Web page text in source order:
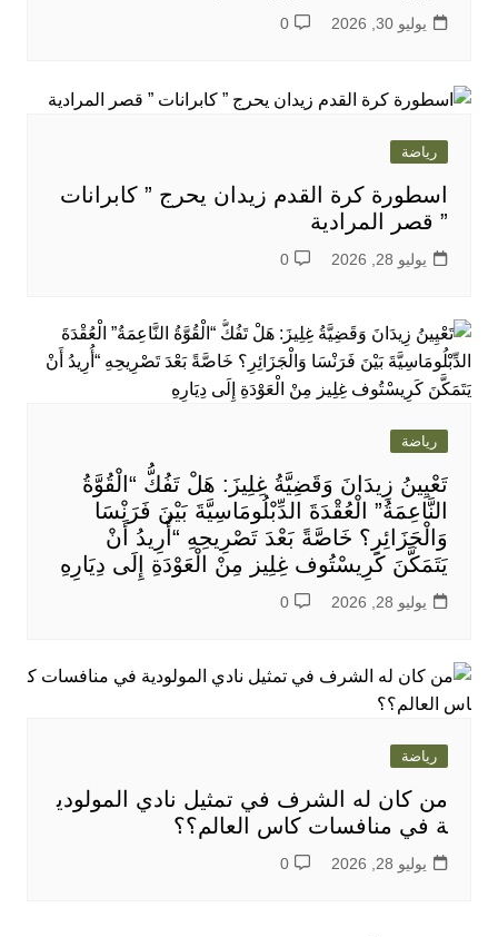
يوليو 30, 2026 0
رياضة
اسطورة كرة القدم زيدان يحرج ” كابرانات
” قصر المرادية
يوليو 28, 2026 0
رياضة
تَعْيِينُ زِيدَانَ وَقَضِيَّةُ غِلِيزَ: هَلْ تَفُكُّ “الْقُوَّةُ
النَّاعِمَةُ” الْعُقْدَةَ الدِّبْلُومَاسِيَّةَ بَيْنَ فَرَنْسَا
وَالْجَزَائِرِ؟ خَاصَّةً بَعْدَ تَصْرِيحِهِ “أُرِيدُ أَنْ
يَتَمَكَّنَ كَرِيسْتُوف غِلِيز مِنْ الْعَوْدَةِ إِلَى دِيَارِهِ
يوليو 28, 2026 0
رياضة
من كان له الشرف في تمثيل نادي المولودي
ة في منافسات كاس العالم؟؟
يوليو 28, 2026 0